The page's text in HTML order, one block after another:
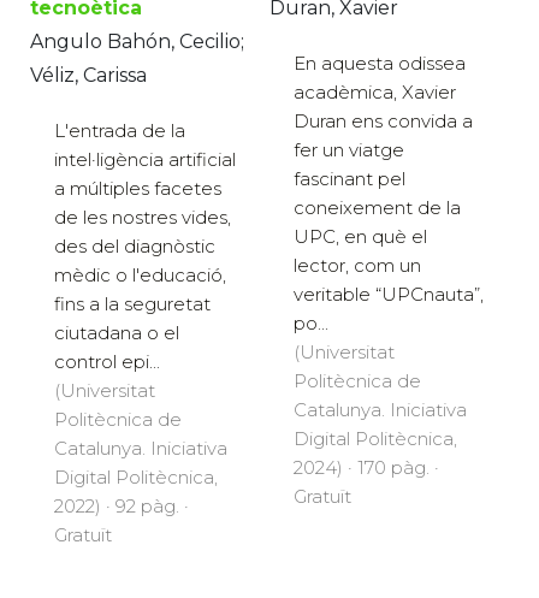
tecnoètica
Angulo Bahón, Cecilio;
Véliz, Carissa
L'entrada de la
intel·ligència artificial
a múltiples facetes
de les nostres vides,
des del diagnòstic
mèdic o l'educació,
fins a la seguretat
ciutadana o el
control epi...
(Universitat
Politècnica de
Catalunya. Iniciativa
Digital Politècnica,
2022) · 92 pàg. ·
Gratuït
Duran, Xavier
En aquesta odissea
acadèmica, Xavier
Duran ens convida a
fer un viatge
fascinant pel
coneixement de la
UPC, en què el
lector, com un
veritable “UPCnauta”,
po...
(Universitat
Politècnica de
Catalunya. Iniciativa
Digital Politècnica,
2024) · 170 pàg. ·
Gratuït